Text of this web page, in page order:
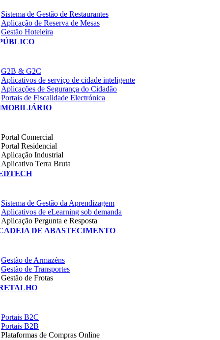
Sistema de Gestão de Restaurantes
Aplicação de Reserva de Mesas
Gestão Hoteleira
G2B & G2C
Aplicativos de serviço de cidade inteligente
Aplicações de Segurança do Cidadão
Portais de Fiscalidade Electrónica
Portal Comercial
Portal Residencial
Aplicação Industrial
Aplicativo Terra Bruta
Sistema de Gestão da Aprendizagem
Aplicativos de eLearning sob demanda
Aplicação Pergunta e Resposta
DE ABASTECIMENTO
Gestão de Armazéns
Gestão de Transportes
Gestão de Frotas
Portais B2C
Portais B2B
Plataformas de Compras Online